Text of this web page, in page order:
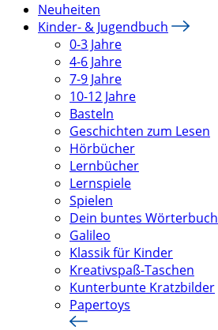
Neuheiten
Kinder- & Jugendbuch
0-3 Jahre
4-6 Jahre
7-9 Jahre
10-12 Jahre
Basteln
Geschichten zum Lesen
Hörbücher
Lernbücher
Lernspiele
Spielen
Dein buntes Wörterbuch
Galileo
Klassik für Kinder
Kreativspaß-Taschen
Kunterbunte Kratzbilder
Papertoys